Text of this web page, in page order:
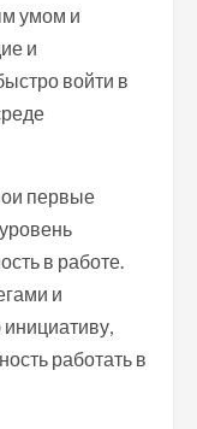
умом и
и
войти в
первые
в работе.
и
работать в